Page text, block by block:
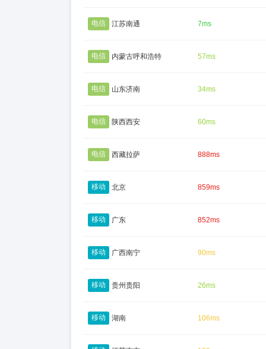
电信 江苏南通 7ms
电信 内蒙古呼和浩特 57ms
电信 山东济南 34ms
电信 陕西西安 60ms
电信 西藏拉萨 888ms
移动 北京 859ms
移动 广东 852ms
移动 广西南宁 90ms
移动 贵州贵阳 26ms
移动 湖南 106ms